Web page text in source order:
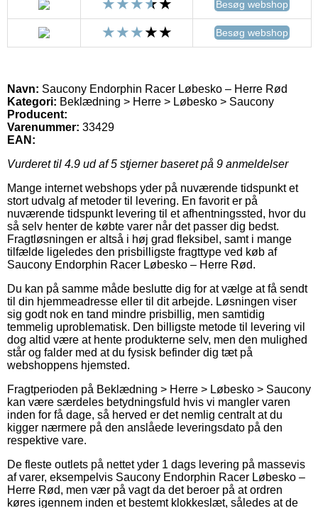
Besøg webshop
Besøg webshop
Navn: Saucony Endorphin Racer Løbesko – Herre Rød
Kategori: Beklædning > Herre > Løbesko > Saucony
Producent:
Varenummer: 33429
EAN:
Vurderet til 4.9 ud af 5 stjerner baseret på 9 anmeldelser
Mange internet webshops yder på nuværende tidspunkt et
stort udvalg af metoder til levering. En favorit er på
nuværende tidspunkt levering til et afhentningssted, hvor du
så selv henter de købte varer når det passer dig bedst.
Fragtløsningen er altså i høj grad fleksibel, samt i mange
tilfælde ligeledes den prisbilligste fragttype ved køb af
Saucony Endorphin Racer Løbesko – Herre Rød.
Du kan på samme måde beslutte dig for at vælge at få sendt
til din hjemmeadresse eller til dit arbejde. Løsningen viser
sig godt nok en tand mindre prisbillig, men samtidig
temmelig uproblematisk. Den billigste metode til levering vil
dog altid være at hente produkterne selv, men den mulighed
står og falder med at du fysisk befinder dig tæt på
webshoppens hjemsted.
Fragtperioden på Beklædning > Herre > Løbesko > Saucony
kan være særdeles betydningsfuld hvis vi mangler varen
inden for få dage, så herved er det nemlig centralt at du
kigger nærmere på den anslåede leveringsdato på den
respektive vare.
De fleste outlets på nettet yder 1 dags levering på massevis
af varer, eksempelvis Saucony Endorphin Racer Løbesko –
Herre Rød, men vær på vagt da det beroer på at ordren
køres igennem inden et bestemt klokkeslæt, således at de